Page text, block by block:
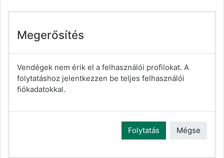
Megerősítés
Vendégek nem érik el a felhasználói profilokat. A
folytatáshoz jelentkezzen be teljes felhasználói
fiókadatokkal.
Folytatás Mégse